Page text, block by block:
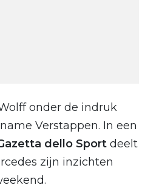
onder de indruk
Verstappen. In een
dello Sport deelt
zijn inzichten